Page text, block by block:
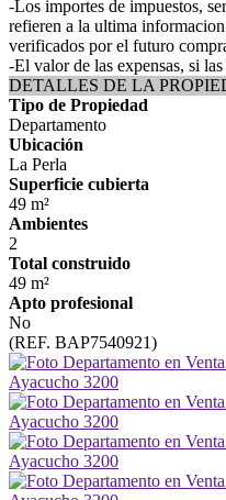
-Los importes de impuestos,
refieren a la ultima informacion
verificados por el futuro
-El valor de las expensas, si
DETALLES DE LA
Tipo de Propiedad
Departamento
Ubicación
La Perla
Superficie cubierta
49 m²
Ambientes
2
Total construido
49 m²
Apto profesional
No
(REF. BAP7540921)